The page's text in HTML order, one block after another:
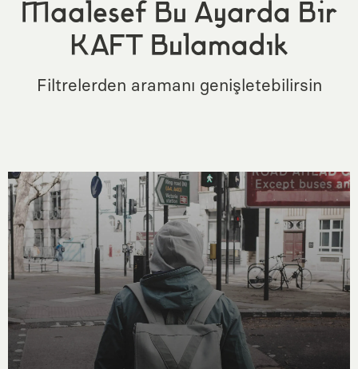
Maalesef Bu Ayarda Bir
KAFT Bulamadık
Filtrelerden aramanı genişletebilirsin